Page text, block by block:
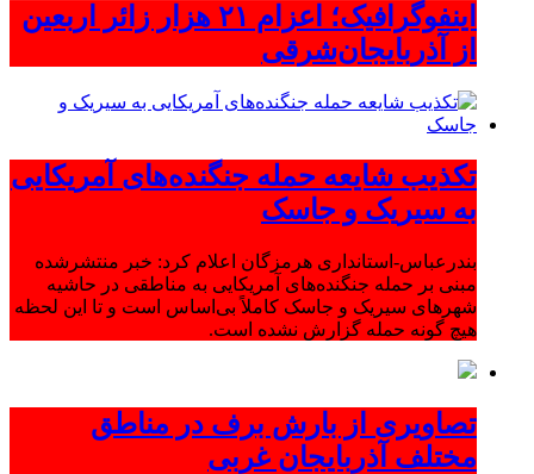
اینفوگرافیک؛ اعزام ۲۱ هزار زائر اربعین
از آذربایجان‌شرقی
تکذیب شایعه حمله جنگنده‌های آمریکایی
به سیریک و جاسک
بندرعباس-استانداری هرمزگان اعلام کرد: خبر منتشرشده
مبنی بر حمله جنگنده‌های آمریکایی به مناطقی در حاشیه
شهرهای سیریک و جاسک کاملاً بی‌اساس است و تا این لحظه
هیچ گونه حمله گزارش نشده است.
تصاویری از بارش برف در مناطق
مختلف آذربایجان غربی